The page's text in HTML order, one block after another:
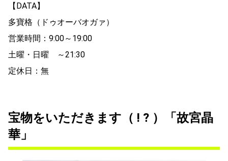
【DATA】
多寶格（ドゥオーバオガァ）
営業時間：9:00～19:00
土曜・日曜 ～21:30
定休日：無
宝物をいただきます（ ! ? ）「故宮晶
華」